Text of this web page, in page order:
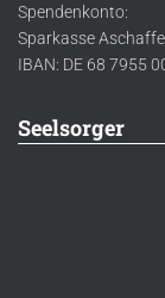
Spendenkonto:
Sparkasse
IBAN: DE 68 7955
Seelsorger